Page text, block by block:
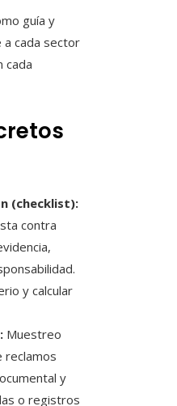
guía y
cada sector
cada
(checklist):
contra
y calcular
Muestreo
reclamos
y
o registros